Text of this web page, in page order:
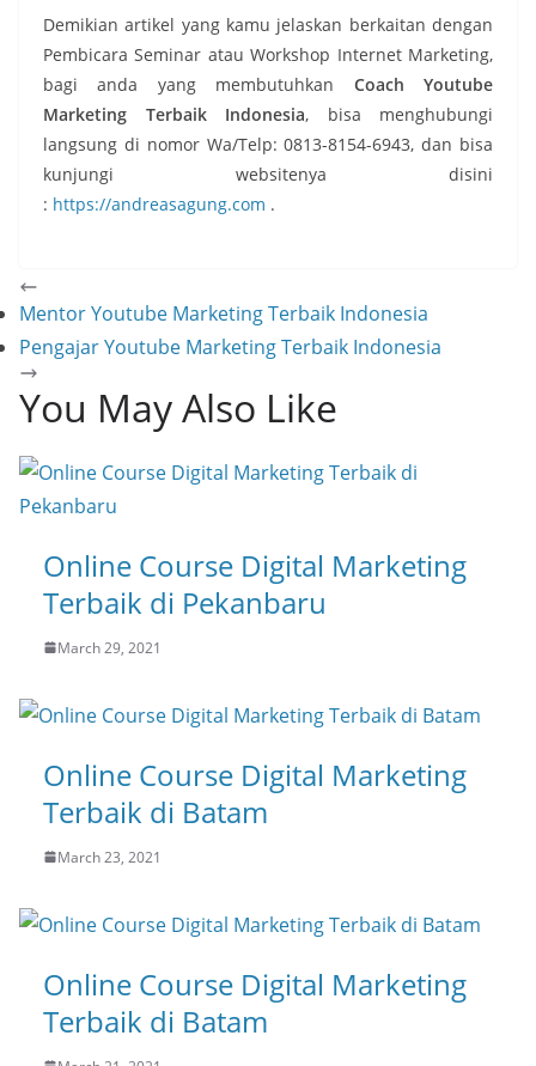
Demikian artikel yang kamu jelaskan berkaitan dengan
Pembicara Seminar atau Workshop Internet Marketing,
bagi anda yang membutuhkan Coach Youtube
Marketing Terbaik Indonesia, bisa menghubungi
langsung di nomor Wa/Telp: 0813-8154-6943, dan bisa
kunjungi websitenya disini
: https://andreasagung.com .
Mentor Youtube Marketing Terbaik Indonesia
Pengajar Youtube Marketing Terbaik Indonesia
You May Also Like
Online Course Digital Marketing
Terbaik di Pekanbaru
March 29, 2021
Online Course Digital Marketing
Terbaik di Batam
March 23, 2021
Online Course Digital Marketing
Terbaik di Batam